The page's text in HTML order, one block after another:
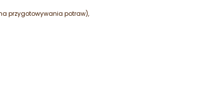
przygotowywania potraw),